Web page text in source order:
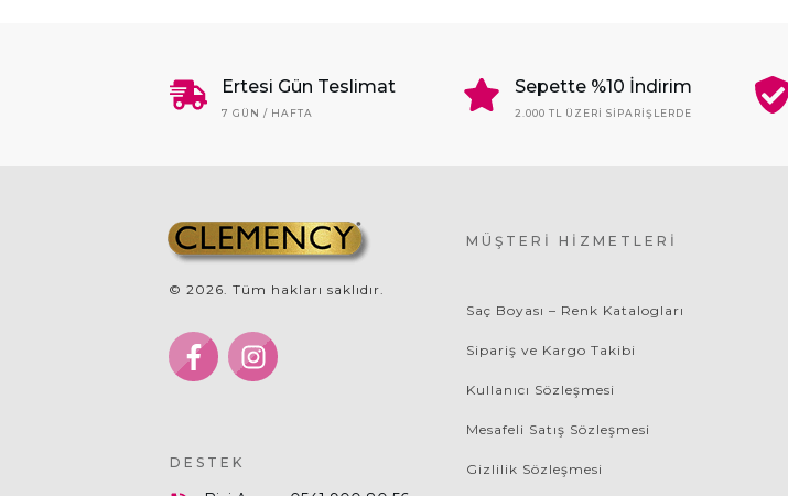
Ertesi Gün Teslimat
7 GÜN / HAFTA
Sepette %10 İndirim
2.000 TL ÜZERI SIPARIŞLERDE
© 2026. Tüm hakları saklıdır.
DESTEK
MÜŞTERI HIZMETLERI
Saç Boyası – Renk Katalogları
Sipariş ve Kargo Takibi
Kullanıcı Sözleşmesi
Mesafeli Satış Sözleşmesi
Gizlilik Sözleşmesi